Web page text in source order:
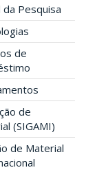
Pesquisa
de
de
(SIGAMI)
de Material